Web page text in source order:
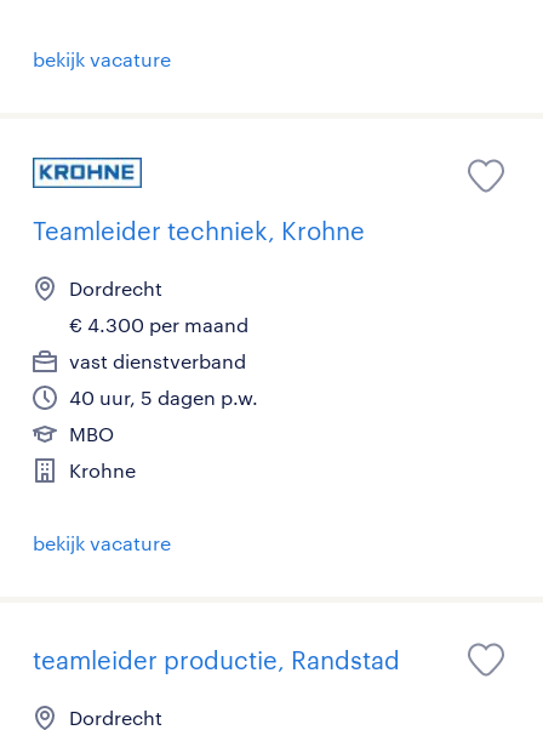
bekijk vacature
Teamleider techniek, Krohne
Dordrecht
€ 4.300 per maand
vast dienstverband
40 uur, 5 dagen p.w.
MBO
Krohne
bekijk vacature
teamleider productie, Randstad
Dordrecht